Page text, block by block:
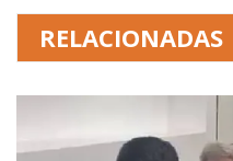
RELACIONADAS